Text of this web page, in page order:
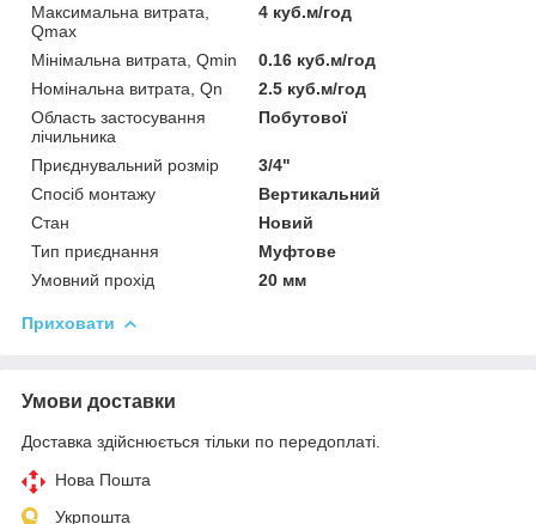
Максимальна витрата,
Qmax
4 куб.м/год
Мінімальна витрата, Qmin
0.16 куб.м/год
Номінальна витрата, Qn
2.5 куб.м/год
Область застосування
лічильника
Побутової
Приєднувальний розмір
3/4"
Спосіб монтажу
Вертикальний
Стан
Новий
Тип приєднання
Муфтове
Умовний прохід
20 мм
Приховати
Умови доставки
Доставка здійснюється тільки по передоплаті.
Нова Пошта
Укрпошта